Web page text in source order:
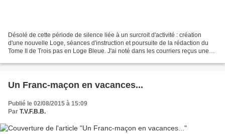
Désolé de cette période de silence liée à un surcroit d'activité : création
d'une nouvelle Loge, séances d'instruction et poursuite de la rédaction du
Tome II de Trois pas en Loge Bleue. J'ai noté dans les courriers reçus une
Un Franc-maçon en vacances...
Publié le 02/08/2015 à 15:09
Par T.V.F.B.B.